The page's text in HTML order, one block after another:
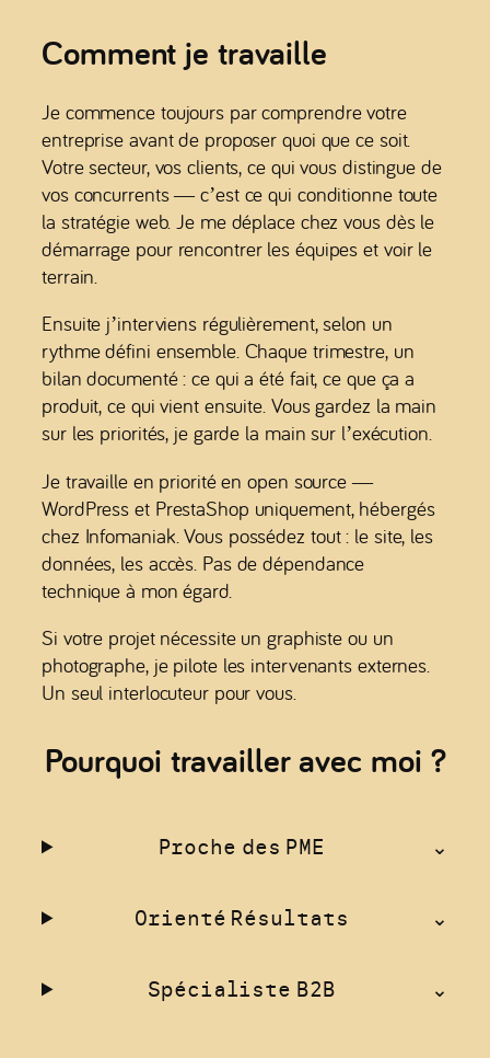
Comment je travaille
Je commence toujours par comprendre votre
entreprise avant de proposer quoi que ce soit.
Votre secteur, vos clients, ce qui vous distingue de
vos concurrents — c’est ce qui conditionne toute
la stratégie web. Je me déplace chez vous dès le
démarrage pour rencontrer les équipes et voir le
terrain.
Ensuite j’interviens régulièrement, selon un
rythme défini ensemble. Chaque trimestre, un
bilan documenté : ce qui a été fait, ce que ça a
produit, ce qui vient ensuite. Vous gardez la main
sur les priorités, je garde la main sur l’exécution.
Je travaille en priorité en open source —
WordPress et PrestaShop uniquement, hébergés
chez Infomaniak. Vous possédez tout : le site, les
données, les accès. Pas de dépendance
technique à mon égard.
Si votre projet nécessite un graphiste ou un
photographe, je pilote les intervenants externes.
Un seul interlocuteur pour vous.
Pourquoi travailler avec moi ?
Proche des PME
Orienté Résultats
Spécialiste B2B